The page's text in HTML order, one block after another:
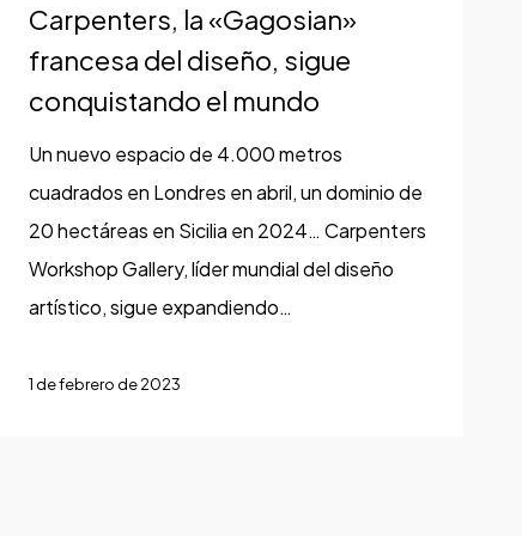
«Gagosian»
francesa
sigue
conquistando
mundo
Carpenters, la «Gagosian»
francesa del diseño, sigue
conquistando el mundo
Un nuevo espacio de 4.000 metros
cuadrados en Londres en abril, un dominio de
20 hectáreas en Sicilia en 2024… Carpenters
Workshop Gallery, líder mundial del diseño
artístico, sigue expandiendo…
1 de febrero de 2023